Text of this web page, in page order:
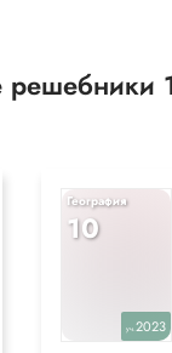
География
10
уч.2023